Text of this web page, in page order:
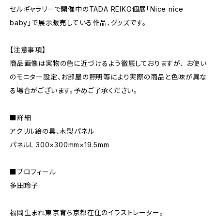
セルギャラリーで開催中のTADA REIKO個展「Nice nice
baby」で展示販売している作品、グッズです。
【注意事項】
商品画像は実物の色に近づけるよう徹底しておりますが、 お使い
のモニター設定、お部屋の照明等により実際の商品と色味が異な
る場合がございます。予めご了承ください。
■詳細
アクリル絵の具、木製パネル
パネルL 300×300mm×19.5mm
■プロフィール
多田玲子
福岡生まれ東京育ち京都在住のイラストレーター。